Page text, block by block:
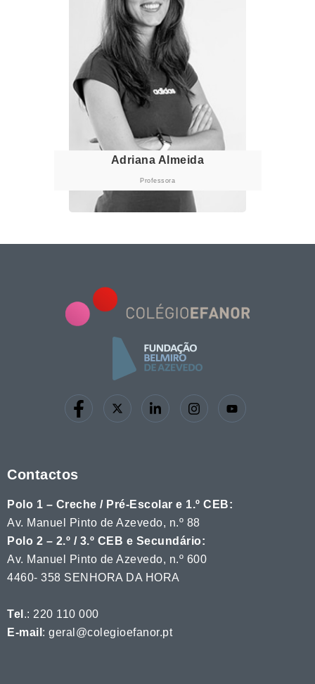
Adriana Almeida
Professora
Contactos
Polo 1 – Creche / Pré-Escolar e 1.º CEB:
Av. Manuel Pinto de Azevedo, n.º 88
Polo 2 – 2.º / 3.º CEB e Secundário:
Av. Manuel Pinto de Azevedo, n.º 600
4460- 358 SENHORA DA HORA
Tel .: 220 110 000
E-mail : geral@colegioefanor.pt